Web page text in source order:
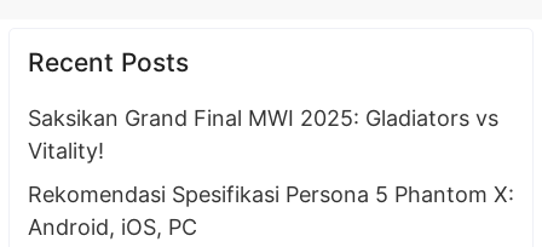
Recent Posts
Saksikan Grand Final MWI 2025: Gladiators vs
Vitality!
Rekomendasi Spesifikasi Persona 5 Phantom X:
Android, iOS, PC